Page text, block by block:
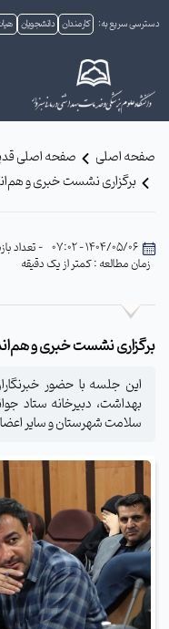
دسترسی سریع به: کارمندان دانشجویان
صفحه اصلی
صفحه اصلی
برگزاری نشست خبری و
1404/05/06 - 07:02 - تعداد
زمان مطالعه : کمتر از یک دقیقه
برگزاری نشست خبری و
این جلسه با حضور
بهداشت، دبیرخانه ستاد
سلامت شهرستان و سایر